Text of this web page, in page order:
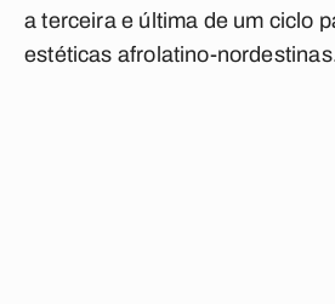
a terceira e última de um ciclo
estéticas afrolatino-